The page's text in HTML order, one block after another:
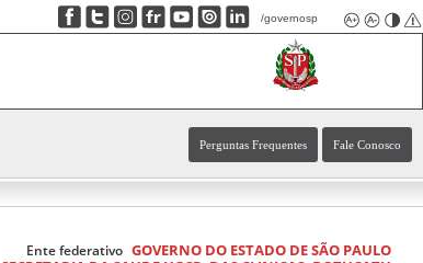
/governosp
Perguntas Frequentes Fale Conosco
Ente federativo GOVERNO DO ESTADO DE SÃO PAULO